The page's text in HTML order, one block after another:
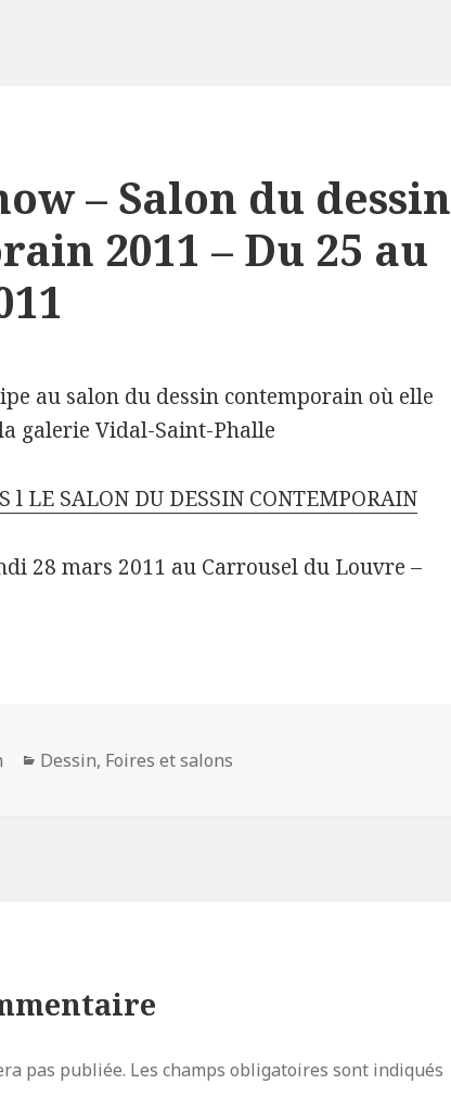
– Salon du dessin
2011 – Du 25 au
au salon du dessin contemporain où elle
galerie Vidal-Saint-Phalle
l LE SALON DU DESSIN CONTEMPORAIN
28 mars 2011 au Carrousel du Louvre –
Catégories
Dessin, Foires et salons
pas publiée. Les champs obligatoires sont indiqués